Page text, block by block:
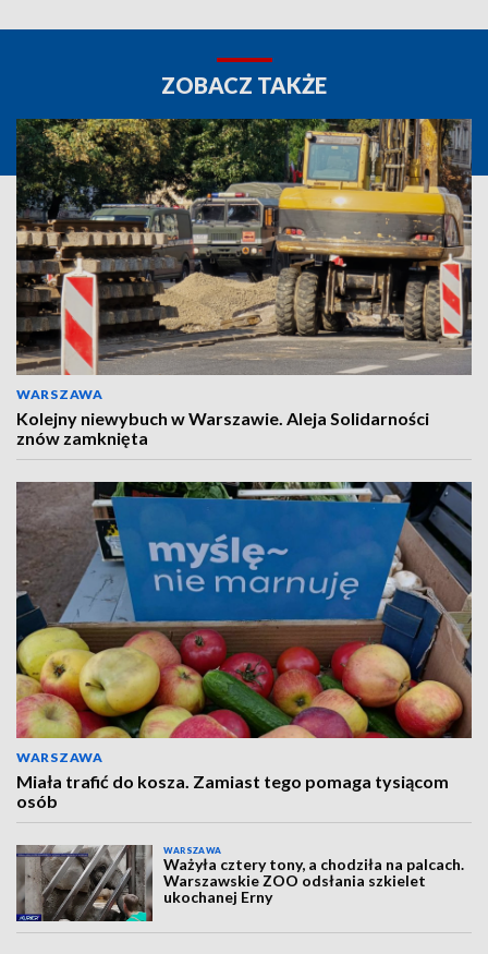
ZOBACZ TAKŻE
WARSZAWA
Kolejny niewybuch w Warszawie. Aleja Solidarności
znów zamknięta
WARSZAWA
Miała trafić do kosza. Zamiast tego pomaga tysiącom
osób
WARSZAWA
Ważyła cztery tony, a chodziła na palcach.
Warszawskie ZOO odsłania szkielet
ukochanej Erny